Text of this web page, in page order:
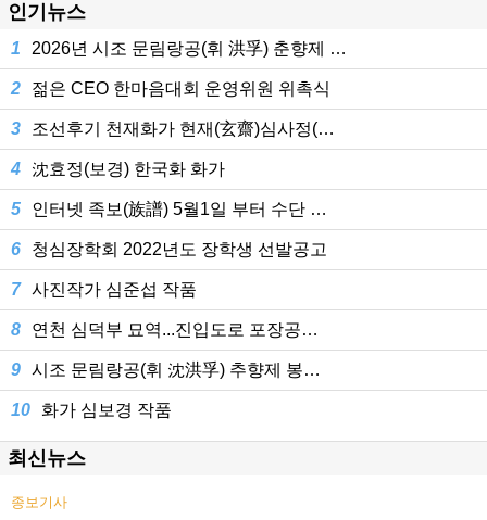
인기뉴스
1 2026년 시조 문림랑공(휘 洪孚) 춘향제 …
2 젊은 CEO 한마음대회 운영위원 위촉식
3 조선후기 천재화가 현재(玄齋)심사정(…
4 沈효정(보경) 한국화 화가
5 인터넷 족보(族譜) 5월1일 부터 수단 …
6 청심장학회 2022년도 장학생 선발공고
7 사진작가 심준섭 작품
8 연천 심덕부 묘역...진입도로 포장공…
9 시조 문림랑공(휘 沈洪孚) 추향제 봉…
10 화가 심보경 작품
최신뉴스
종보기사